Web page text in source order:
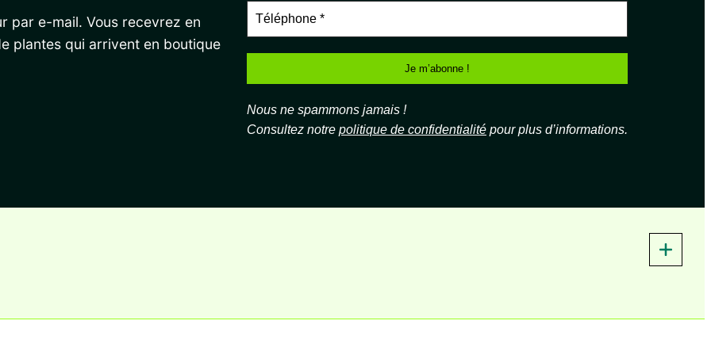
par e-mail. Vous recevrez en
plantes qui arrivent en boutique
Nous ne spammons jamais !
Consultez notre politique de confidentialité pour plus d’informations.